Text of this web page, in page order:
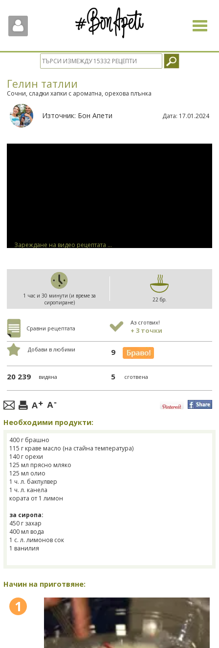
Toggle
Гелин татлии
Сочни, сладки хапки с ароматна, орехова плънка
Източник: Бон Апети Дата: 17.01.2024
Зареждане на видео рецептата ...
1 час и 30 минути (и време за
сиропиране)
22 бр.
Сравни рецептата
Аз сготвих!
+ 3 точки
Добави в любими 9
20 239 видяна 5 сготвена
Необходими продукти:
400 г брашно
115 г краве масло (на стайна температура)
140 г орехи
125 мл прясно мляко
125 мл олио
1 ч. л. бакпулвер
1 ч. л. канела
кората от 1 лимон
за сиропа:
450 г захар
400 мл вода
1 с. л. лимонов сок
1 ванилия
Начин на приготвяне:
1